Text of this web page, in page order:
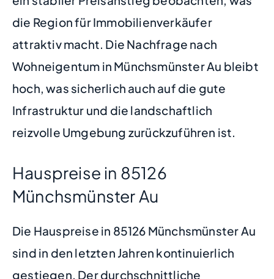
die Region für Immobilienverkäufer
attraktiv macht. Die Nachfrage nach
Wohneigentum in Münchsmünster Au bleibt
hoch, was sicherlich auch auf die gute
Infrastruktur und die landschaftlich
reizvolle Umgebung zurückzuführen ist.
Hauspreise in 85126
Münchsmünster Au
Die Hauspreise in 85126 Münchsmünster Au
sind in den letzten Jahren kontinuierlich
gestiegen. Der durchschnittliche